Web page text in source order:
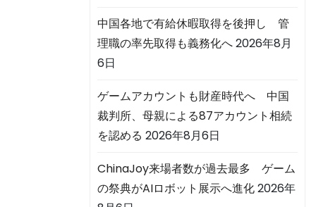
中国各地で有給休暇取得を後押し 管
理職の率先取得も義務化へ2026年8月
6日
ゲームアカウントも財産時代へ 中国
裁判所、母親による87アカウント相続
を認める 2026年8月6日
ChinaJoy来場者数が過去最多 ゲーム
の祭典がAIロボット展示へ進化2026年